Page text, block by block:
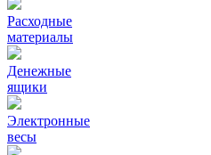
Расходные
материалы
Денежные
ящики
Электронные
весы